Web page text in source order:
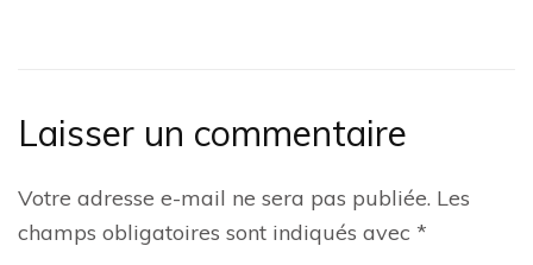
Laisser un commentaire
Votre adresse e-mail ne sera pas publiée. Les
champs obligatoires sont indiqués avec *